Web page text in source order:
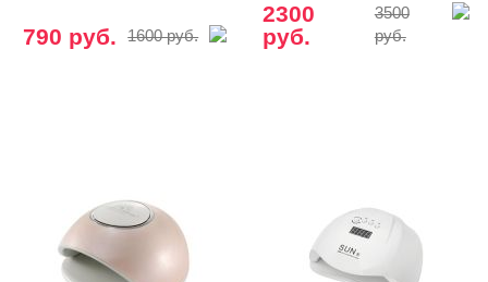
790 руб. 1600 руб.
2300
руб.
3500
руб.